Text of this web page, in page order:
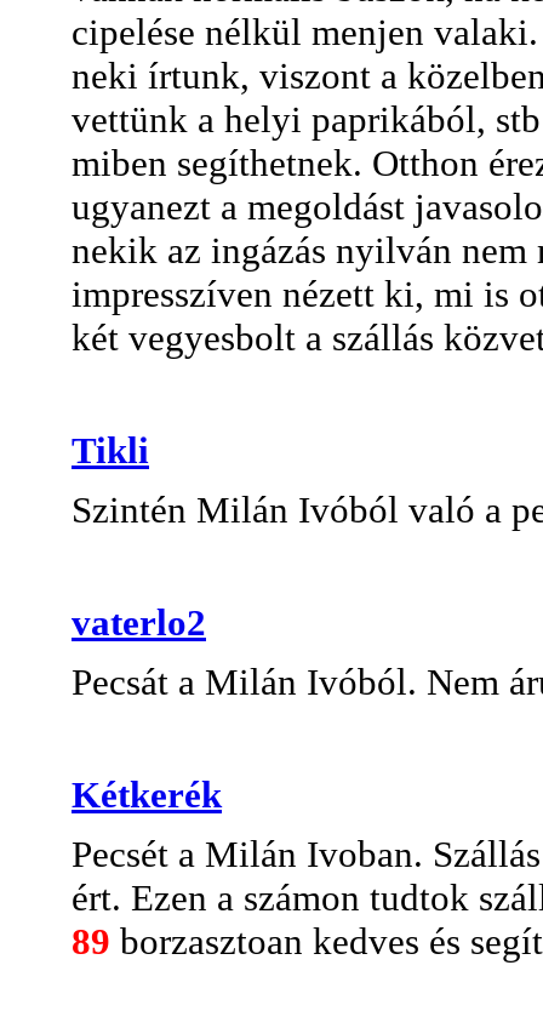
cipelése nélkül menjen
neki írtunk, viszont a
vettünk a helyi paprikából,
miben segíthetnek. Otthon
ugyanezt a megoldást
nekik az ingázás nyilván
impresszíven nézett ki, mi is
két vegyesbolt a szállás
Tikli
Szintén Milán Ivóból való a
vaterlo2
Pecsát a Milán Ivóból. Nem
Kétkerék
Pecsét a Milán Ivoban.
ért. Ezen a számon tudtok
89 borzasztoan kedves és